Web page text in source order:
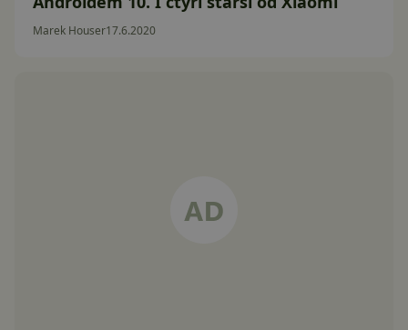
Marek Houser17.6.2020